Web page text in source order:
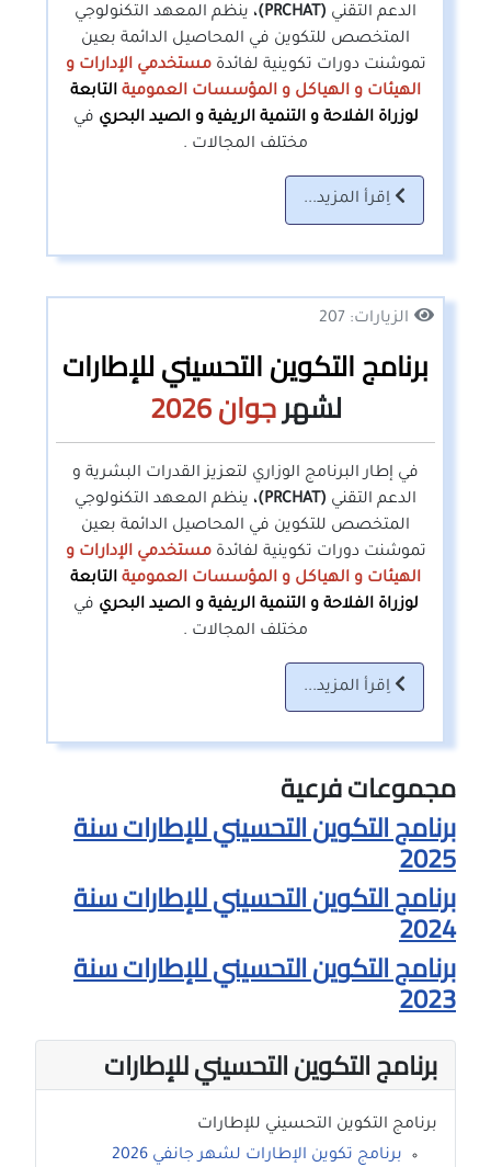
الدعم التقني (PRCHAT)،
ينظم المعهد التكنولوجي
المتخصص للتكوين في المحاصيل الدائمة بعين
تموشنت دورات تكوينية لفائدةمستخدمي الإدارات و
الهيئات و الهياكل و المؤسسات العمومية التابعة
لوزراة الفلاحة و التنمية الريفية و الصيد البحري في
مختلف المجالات .
اِقرأ المزيد...
الزيارات: 207
برنامج التكوين التحسيني للإطارات
لشهرجوان2026
في إطار البرنامج الوزاري لتعزيز القدرات البشرية و
الدعم التقني (PRCHAT)،
ينظم المعهد التكنولوجي
المتخصص للتكوين في المحاصيل الدائمة بعين
تموشنت دورات تكوينية لفائدةمستخدمي الإدارات و
الهيئات و الهياكل و المؤسسات العمومية التابعة
لوزراة الفلاحة و التنمية الريفية و الصيد البحري في
مختلف المجالات .
اِقرأ المزيد...
مجموعات فرعية
برنامج التكوين التحسيني للإطارات سنة
2025
برنامج التكوين التحسيني للإطارات سنة
2024
برنامج التكوين التحسيني للإطارات سنة
2023
برنامج التكوين التحسيني للإطارات
برنامج التكوين التحسيني للإطارات
برنامج تكوين الإطارات لشهر جانفي 2026